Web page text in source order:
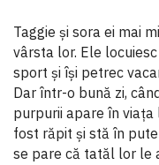
Taggie şi sora ei mai
vârsta lor. Ele
sport şi îşi petrec
Dar într-o bună zi,
purpurii apare în
fost răpit şi stă în
se pare că tatăl lor le